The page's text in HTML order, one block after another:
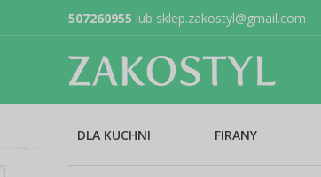
507260955 lub sklep.zakostyl@gmail.com
DLA KUCHNI FIRANY